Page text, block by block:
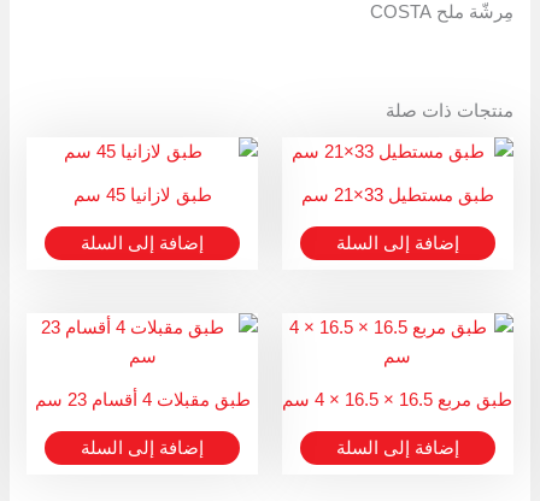
مِرشّة ملح COSTA
منتجات ذات صلة
طبق مستطيل 33×21 سم
إضافة إلى السلة
طبق لازانيا 45 سم
إضافة إلى السلة
طبق مربع 16.5 × 16.5 × 4 سم
إضافة إلى السلة
طبق مقبلات 4 أقسام 23 سم
إضافة إلى السلة